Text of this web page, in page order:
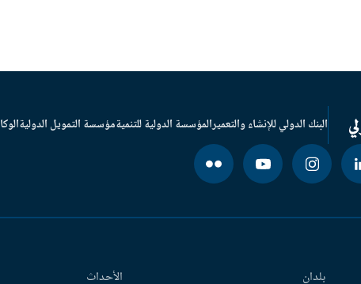
البنك الدولي للإنشاء والتعميرالمؤسسة الدولية للتنميةمؤسسة التمويل الدولية
بلدان الأحداث